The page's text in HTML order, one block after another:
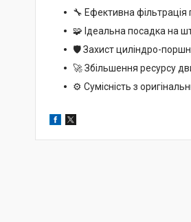
🔧 Ефективна фільтрація
🧩 Ідеальна посадка на
🛡️ Захист циліндро-
🚀 Збільшення ресурсу
⚙️ Сумісність з